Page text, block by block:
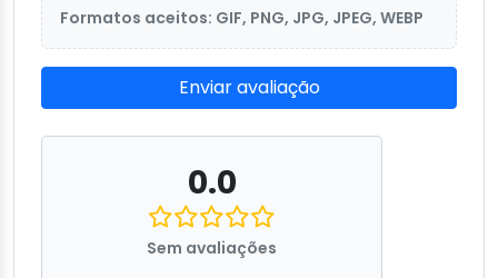
Formatos aceitos: GIF, PNG, JPG, JPEG, WEBP
Enviar avaliação
0.0
Sem avaliações